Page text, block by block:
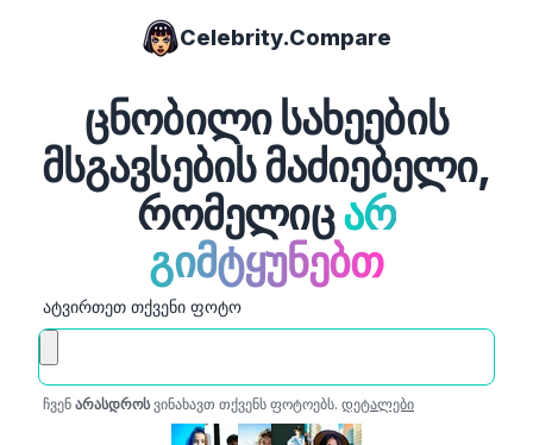
Celebrity.Compare
ცნობილი სახეების
მსგავსების მაძიებელი,
რომელიცარ
გიმტყუნებთ
ატვირთეთ თქვენი ფოტო
ჩვენ არასდროს ვინახავთ თქვენს ფოტოებს. დეტალები